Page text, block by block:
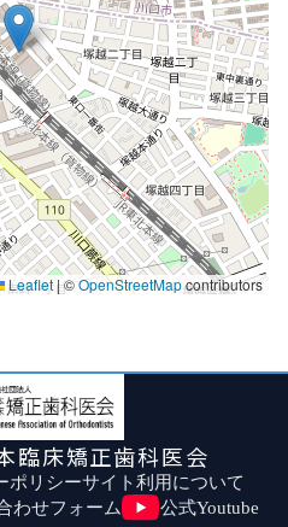
Leaflet|©OpenStreetMapcontributors
臨床矯正歯科医会
ポリシーサイト利用について
わせフォーム 公式Youtube